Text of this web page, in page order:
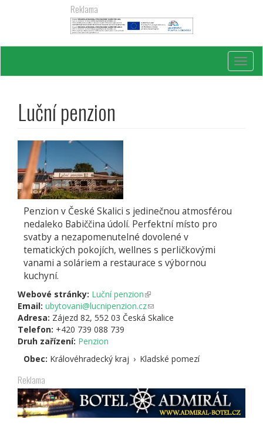
Reklama
Luční penzion
Penzion v České Skalici s jedinečnou atmosférou
nedaleko Babiččina údolí. Perfektní místo pro
svatby a nezapomenutelné dovolené v
tematických pokojích, wellnes s perličkovými
vanami a soláriem a restaurace s výbornou
kuchyní.
Webové stránky: Luční penzion(odkaz
je
externí)
Email: ubytovani@lucnipenzion.cz(odkaz
odešle
Adresa: Zájezd 82, 552 03 Česká Skalice
Telefon: +420 739 088 739
Druh zařízení: Penzion
Obec: Královéhradecký kraj › Kladské pomezí
Reklama